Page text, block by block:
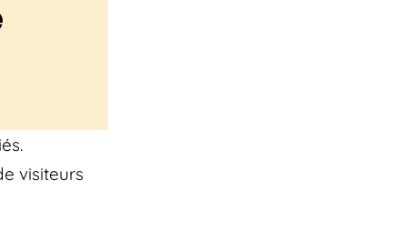
visiteurs